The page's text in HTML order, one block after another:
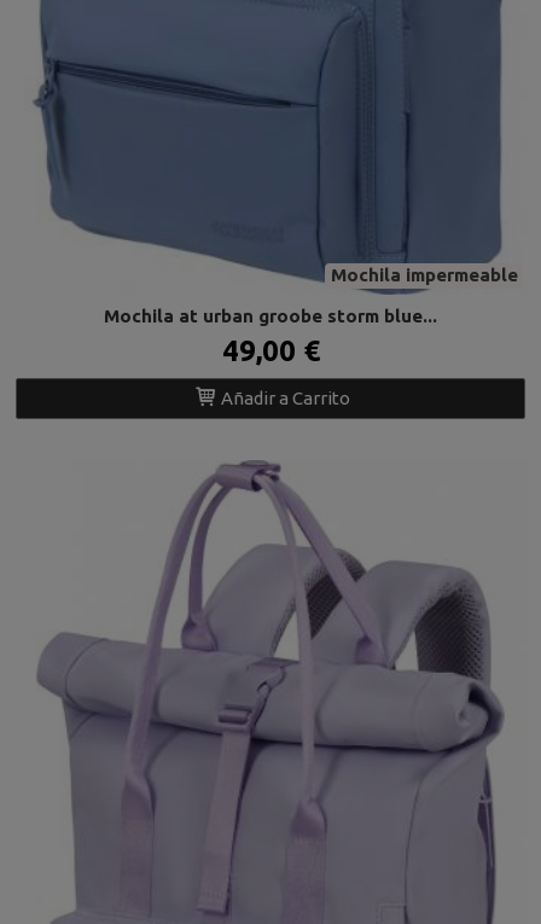
Mochila impermeable
Mochila at urban groobe storm blue...
49,00 €
Añadir a Carrito